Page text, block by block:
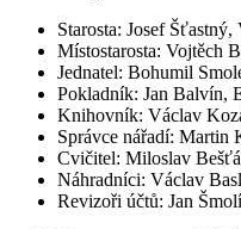
Starosta: Josef
Místostarosta: Vojtěch
Jednatel: Bohumil
Pokladník: Jan Balvín,
Knihovník: Václav
Správce nářadí: Martin
Cvičitel: Miloslav
Náhradníci: Václav
Revizoři účtů: Jan